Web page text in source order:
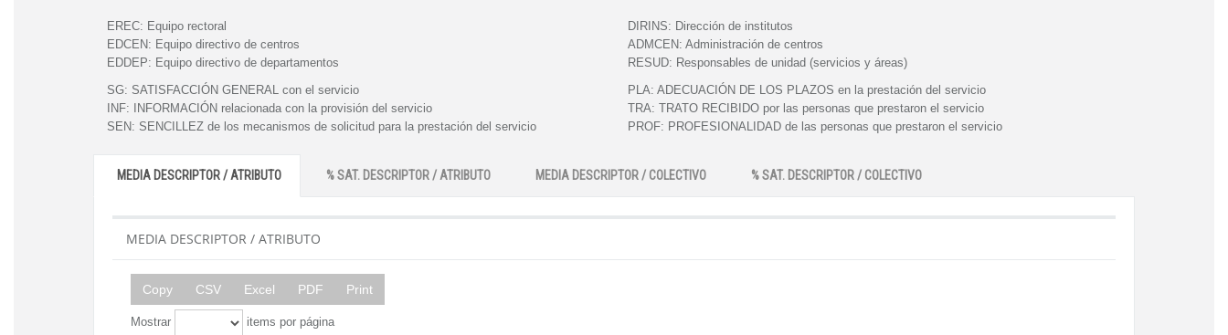
EREC: Equipo rectoral
EDCEN: Equipo directivo de centros
EDDEP: Equipo directivo de departamentos
DIRINS: Dirección de institutos
ADMCEN: Administración de centros
RESUD: Responsables de unidad (servicios y áreas)
SG: SATISFACCIÓN GENERAL con el servicio
INF:
INFORMACIÓN relacionada con la provisión del servicio
SEN: SENCILLEZ de los mecanismos de solicitud para la prestación del servicio
PLA: ADECUACIÓN DE LOS PLAZOS en la prestación del servicio
TRA: TRATO RECIBIDO por las personas que prestaron el servicio
PROF: PROFESIONALIDAD de las personas que prestaron el servicio
MEDIA DESCRIPTOR / ATRIBUTO % SAT. DESCRIPTOR / ATRIBUTO MEDIA DESCRIPTOR / COLECTIVO % SAT. DESCRIPTOR / COLECTIVO
MEDIA DESCRIPTOR / ATRIBUTO
Copy CSV Excel PDF Print
Mostrar items por página